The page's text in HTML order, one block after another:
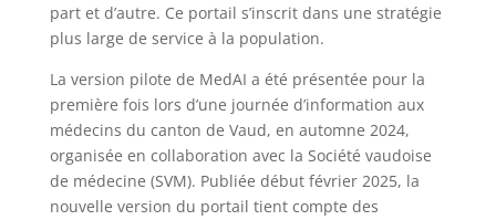
part et d’autre. Ce portail s’inscrit dans une stratégie
plus large de service à la population.
La version pilote de MedAI a été présentée pour la
première fois lors d’une journée d’information aux
médecins du canton de Vaud, en automne 2024,
organisée en collaboration avec la Société vaudoise
de médecine (SVM). Publiée début février 2025, la
nouvelle version du portail tient compte des